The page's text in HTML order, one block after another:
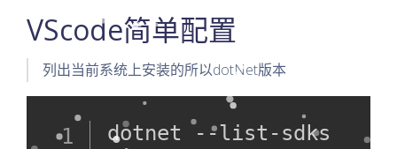
VScode简单配置
列出当前系统上安装的所以dotNet版本
dotnet --list-sdks